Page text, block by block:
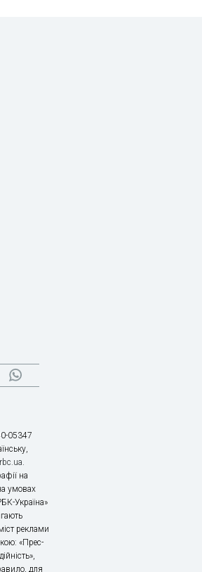
05347
на
умовах
Україна»
реклами
«Прес-
для